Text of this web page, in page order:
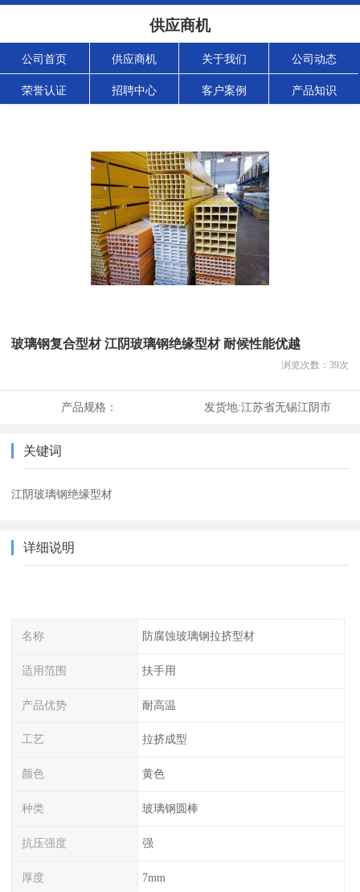
供应商机
公司首页 供应商机 关于我们 公司动态
荣誉认证 招聘中心 客户案例 产品知识
玻璃钢复合型材 江阴玻璃钢绝缘型材 耐候性能优越
浏览次数： 39次
产品规格： 发货地:江苏省无锡江阴市
关键词
江阴玻璃钢绝缘型材
详细说明
名称 防腐蚀玻璃钢拉挤型材
适用范围 扶手用
产品优势 耐高温
工艺 拉挤成型
颜色 黄色
种类 玻璃钢圆棒
抗压强度 强
厚度 7mm